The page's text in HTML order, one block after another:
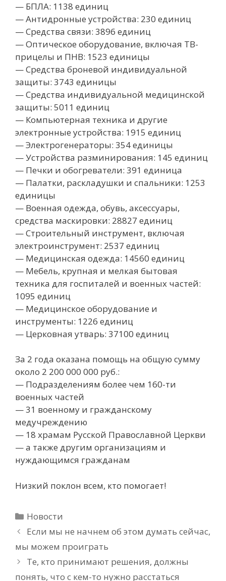
— БПЛА: 1138 единиц
— Антидронные устройства: 230 единиц
— Средства связи: 3896 единиц
— Оптическое оборудование, включая ТВ-
прицелы и ПНВ: 1523 единицы
— Средства броневой индивидуальной
защиты: 3743 единицы
— Средства индивидуальной медицинской
защиты: 5011 единиц
— Компьютерная техника и другие
электронные устройства: 1915 единиц
— Электрогенераторы: 354 единицы
— Устройства разминирования: 145 единиц
— Печки и обогреватели: 391 единица
— Палатки, раскладушки и спальники: 1253
единицы
— Военная одежда, обувь, аксессуары,
средства маскировки: 28827 единиц
— Строительный инструмент, включая
электроинструмент: 2537 единиц
— Медицинская одежда: 14560 единиц
— Мебель, крупная и мелкая бытовая
техника для госпиталей и военных частей:
1095 единиц
— Медицинское оборудование и
инструменты: 1226 единиц
— Церковная утварь: 37100 единиц
За 2 года оказана помощь на общую сумму
около 2 200 000 000 руб.:
— Подразделениям более чем 160-ти
военных частей
— 31 военному и гражданскому
медучреждению
— 18 храмам Русской Православной Церкви
— а также другим организациям и
нуждающимся гражданам
Низкий поклон всем, кто помогает!
Рубрики
Новости
Если мы не начнем об этом думать сейчас,
мы можем проиграть
Те, кто принимают решения, должны
понять, что с кем-то нужно расстаться